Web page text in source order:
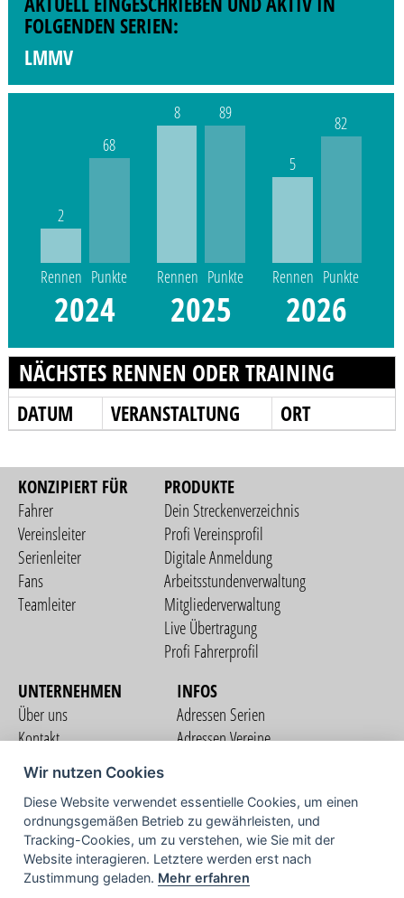
FOLGENDEN SERIEN:
LMMV
2
Rennen
68
Punkte
2024
8
Rennen
89
Punkte
2025
5
Rennen
82
Punkte
2026
NÄCHSTES RENNEN ODER TRAINING
DATUM VERANSTALTUNG ORT
KONZIPIERT FÜR
Fahrer
Vereinsleiter
Serienleiter
Fans
Teamleiter
PRODUKTE
Dein Streckenverzeichnis
Profi Vereinsprofil
Digitale Anmeldung
Arbeitsstundenverwaltung
Mitgliederverwaltung
Live Übertragung
Profi Fahrerprofil
UNTERNEHMEN
Über uns
Kontakt
Nutzungsbedingungen
Datenschutzerklärung
Impressum
INFOS
Adressen Serien
Adressen Vereine
COMMUNITY
Wir nutzen Cookies
Diese Website verwendet essentielle Cookies, um einen
ordnungsgemäßen Betrieb zu gewährleisten, und
Tracking-Cookies, um zu verstehen, wie Sie mit der
Website interagieren. Letztere werden erst nach
Zustimmung geladen. Mehr erfahren